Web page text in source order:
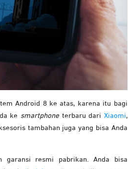
Android 8 ke atas, karena itu bagi
ke smartphone terbaru dari Xiaomi,
tambahan juga yang bisa Anda
garansi resmi pabrikan. Anda bisa